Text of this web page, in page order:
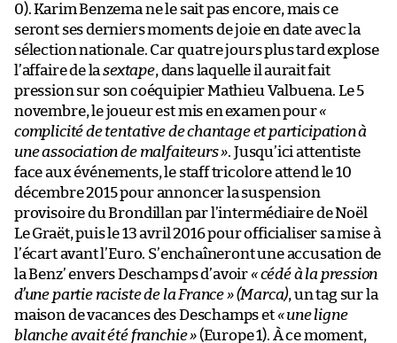
0). Karim Benzema ne le sait pas encore, mais ce
seront ses derniers moments de joie en date avec la
sélection nationale. Car quatre jours plus tard explose
l’affaire de lasextape, dans laquelle il aurait fait
pression sur son coéquipier Mathieu Valbuena. Le 5
novembre, le joueur est mis en examen pour«
complicité de tentative de chantage et participation à
une association de malfaiteurs ». Jusqu’ici attentiste
face aux événements, le staff tricolore attend le 10
décembre 2015 pour annoncer la suspension
provisoire du Brondillan par l’intermédiaire de Noël
Le Graët, puis le 13 avril 2016 pour officialiser sa mise à
l’écart avant l’Euro. S’enchaîneront une accusation de
la Benz’ envers Deschamps d’avoir« cédé à la pression
d’une partie raciste de la France »(Marca), un tag sur la
maison de vacances des Deschamps et« une ligne
blanche avait été franchie »(Europe 1). À ce moment,